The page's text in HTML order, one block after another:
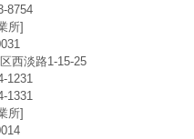
8754
所]
西淡路1-15-25
1231
1331
所]